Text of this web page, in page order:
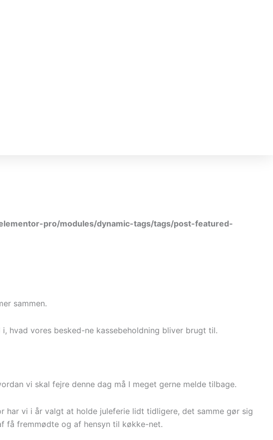
pro/modules/dynamic-tags/tags/post-featured-
sammen.
hvad vores besked-ne kassebeholdning bliver brugt til.
vi skal fejre denne dag må I meget gerne melde tilbage.
vi i år valgt at holde juleferie lidt tidligere, det samme gør sig
få fremmødte og af hensyn til køkke-net.